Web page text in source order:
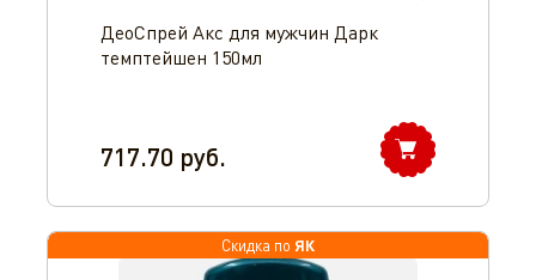
ДеоСпрей Акс для мужчин Дарк
темптейшен 150мл
717.70 руб.
Скидка по ЯК